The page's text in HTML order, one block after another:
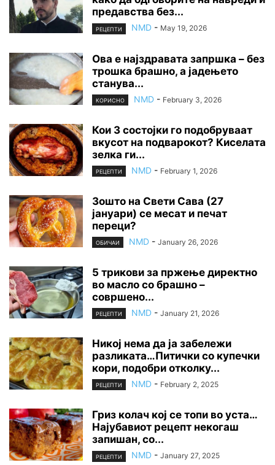
предавства без...
РЕЦЕПТИ NMD - May 19, 2026
Ова е најздравата запршка – без
трошка брашно, а јадењето
станува...
КОРИСНО NMD - February 3, 2026
Кои 3 состојки го подобруваат
вкусот на подварокот? Киселата
зелка ги...
РЕЦЕПТИ NMD - February 1, 2026
Зошто на Свети Сава (27
јануари) се месат и печат
переци?
ОБИЧАИ NMD - January 26, 2026
5 трикови за пржење директно
во масло со брашно –
совршено...
РЕЦЕПТИ NMD - January 21, 2026
Никој нема да ја забележи
разликата…Питички со купечки
кори, подобри отколку...
РЕЦЕПТИ NMD - February 2, 2025
Гриз колач кој се топи во уста…
Најубавиот рецепт некогаш
запишан, со...
РЕЦЕПТИ NMD - January 27, 2025